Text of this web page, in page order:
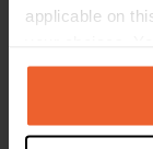
applicable on
any time from
the Privacy
Calle de